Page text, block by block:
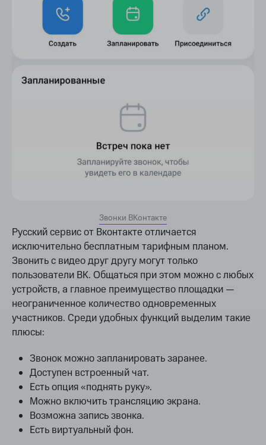
Звонки ВКонтакте
Русский сервис от Вконтакте отличается
исключительно бесплатным тарифным планом.
Звонить с видео друг другу могут только
пользователи ВК. Общаться при этом можно с любых
устройств, а главное преимущество площадки —
неограниченное количество одновременных
участников. Среди удобных функций выделим такие
плюсы:
Звонок можно запланировать заранее.
Доступен встроенный чат.
Есть опция «поднять руку».
Можно включить трансляцию экрана.
Возможна запись звонка.
Есть виртуальный фон.